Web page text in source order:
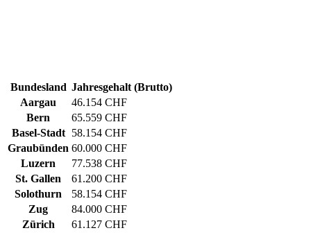
Bundesland Jahresgehalt (Brutto)
Aargau
46.154 CHF
Bern
65.559 CHF
Basel-Stadt
58.154 CHF
Graubünden 60.000 CHF
Luzern
77.538 CHF
St. Gallen
61.200 CHF
Solothurn
58.154 CHF
Zug
84.000 CHF
Zürich
61.127 CHF